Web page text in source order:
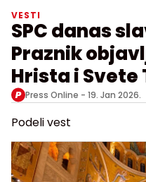
VESTI
SPC danas
Praznik
Hrista i Svete
Press Online - 19. Jan 2026.
Podeli vest